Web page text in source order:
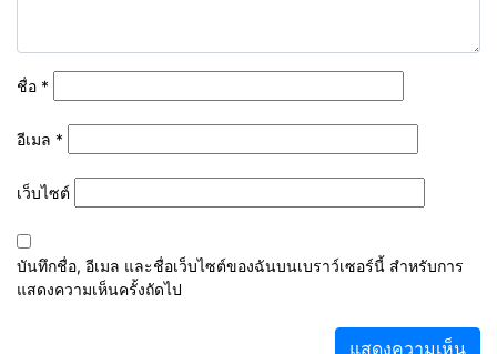
ชื่อ *
อีเมล *
เว็บไซต์
บันทึกชื่อ, อีเมล และชื่อเว็บไซต์ของฉันบนเบราว์เซอร์นี้ สำหรับการ
แสดงความเห็นครั้งถัดไป